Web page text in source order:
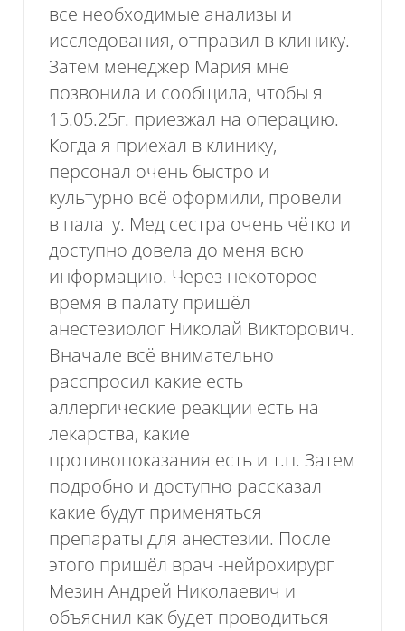
все необходимые анализы и
исследования, отправил в клинику.
Затем менеджер Мария мне
позвонила и сообщила, чтобы я
15.05.25г. приезжал на операцию.
Когда я приехал в клинику,
персонал очень быстро и
культурно всё оформили, провели
в палату. Мед сестра очень чётко и
доступно довела до меня всю
информацию. Через некоторое
время в палату пришёл
анестезиолог Николай Викторович.
Вначале всё внимательно
расспросил какие есть
аллергические реакции есть на
лекарства, какие
противопоказания есть и т.п. Затем
подробно и доступно рассказал
какие будут применяться
препараты для анестезии. После
этого пришёл врач -нейрохирург
Мезин Андрей Николаевич и
объяснил как будет проводиться
Пожалуйста, оцените по пятибалльной
шкале общее впечатление от визита
в нашу клинику.